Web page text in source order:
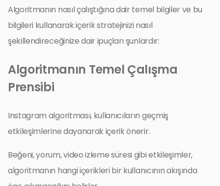
Algoritmanın nasıl çalıştığına dair temel bilgiler ve bu
bilgileri kullanarak içerik stratejinizi nasıl
şekillendireceğinize dair ipuçları şunlardır:
Algoritmanın Temel Çalışma
Prensibi
Instagram algoritması, kullanıcıların geçmiş
etkileşimlerine dayanarak içerik önerir.
Beğeni, yorum, video izleme süresi gibi etkileşimler,
algoritmanın hangi içerikleri bir kullanıcının akışında